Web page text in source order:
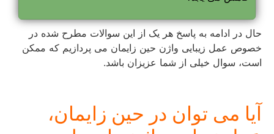
حال در ادامه به پاسخ هر یک از این سوالات مطرح شده در
خصوص عمل زیبایی واژن حین زایمان می پردازیم که ممکن
است، سوال خیلی از شما عزیزان باشد.
آیا می توان در حین زایمان،